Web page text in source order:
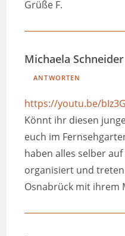
Grüße F.
Michaela Schneider
ANTWORTEN
https://youtu.be/
Könnt ihr diesen
euch im
haben alles selber
organisiert und
Osnabrück mit ihrem